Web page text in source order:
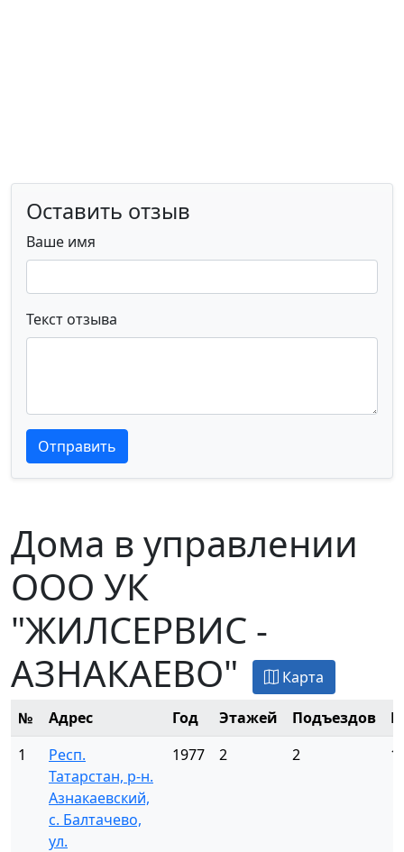
Оставить отзыв
Ваше имя
Текст отзыва
Текст отзыва
Текст отзыва
Отправить
Дома в управлении
ООО УК
"ЖИЛСЕРВИС -
АЗНАКАЕВО"
Карта
№ Адрес Год Этажей Подъездов
1
Респ.
Татарстан, р-н.
Азнакаевский,
с. Балтачево,
ул.
1977 2 2